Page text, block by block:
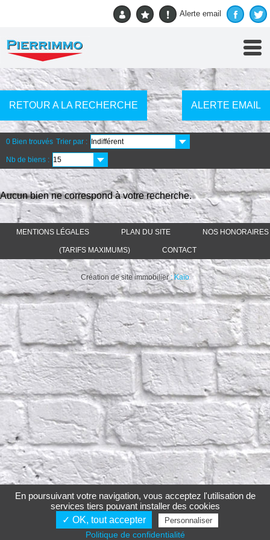
Alerte email
RETOUR A LA RECHERCHE ALERTE EMAIL
0 Bien trouvés Trier par :
Nb de biens :
Aucun bien ne correspond à votre recherche.
MENTIONS LÉGALES PLAN DU SITE NOS HONORAIRES
(TARIFS MAXIMUMS) CONTACT
Création de site immobilier: Kaïo
En poursuivant votre navigation, vous acceptez l'utilisation de
services tiers pouvant installer des cookies
✓ OK, tout accepter
Personnaliser
Politique de confidentialité